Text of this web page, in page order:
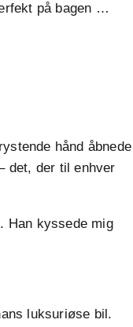
på bagen …
hånd åbnede
det, der til enhver
Han kyssede mig
luksuriøse bil.